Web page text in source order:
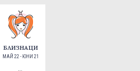
БЛИЗНАЦИ
МАЙ 22 - ЮНИ 21